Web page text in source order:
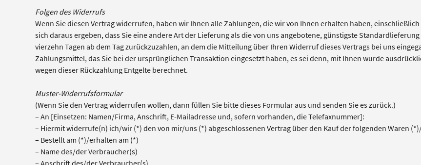
Folgen des Widerrufs
Wenn Sie diesen Vertrag widerrufen, haben wir Ihnen alle Zahlungen, die wir von Ihnen erhalten haben,
sich daraus ergeben, dass Sie eine andere Art der Lieferung als die von uns angebotene, günstigste
vierzehn Tagen ab dem Tag zurückzuzahlen, an dem die Mitteilung über Ihren Widerruf dieses Vertrags bei uns
Zahlungsmittel, das Sie bei der ursprünglichen Transaktion eingesetzt haben, es sei denn, mit Ihnen wurde
wegen dieser Rückzahlung Entgelte berechnet.
Muster-Widerrufsformular
(Wenn Sie den Vertrag widerrufen wollen, dann füllen Sie bitte dieses Formular aus und senden Sie es zurück.)
– An [Einsetzen: Namen/Firma, Anschrift, E-Mailadresse und, sofern vorhanden, die Telefaxnummer]:
– Hiermit widerrufe(n) ich/wir (*) den von mir/uns (*) abgeschlossenen Vertrag über den Kauf der folgenden Waren
– Bestellt am (*)/erhalten am (*)
– Name des/der Verbraucher(s)